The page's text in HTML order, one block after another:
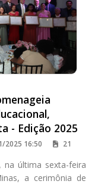
- Edição 2025
2025 16:50 21
na última sexta-feira
a cerimônia de